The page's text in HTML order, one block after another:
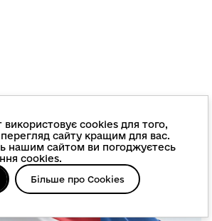
cookies для того,
сайту кращим для вас.
нашим сайтом ви погоджуєтесь
cookies.
Більше про Cookies